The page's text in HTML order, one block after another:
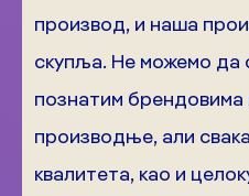
производ, и наша
скупља. Не можемо да
познатим
производње, али
квалитета, као и